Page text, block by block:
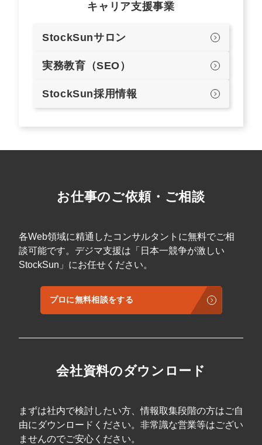
キャリア支援事業
StockSunサロン
実務教育（SEO）
StockSun採用情報
お仕事のご依頼・ご相談
各Web領域に精通したコンサルタントに無料でご相
談可能です。デジマ支援は「日本一競争が激しい
StockSun」にお任せください。
プロに無料相談をする
会社資料のダウンロード
まずは社内で検討したい方、情報取集段階の方はご自
由にダウンロードください。非常識な営業等はござい
ませんのでご安心ください。